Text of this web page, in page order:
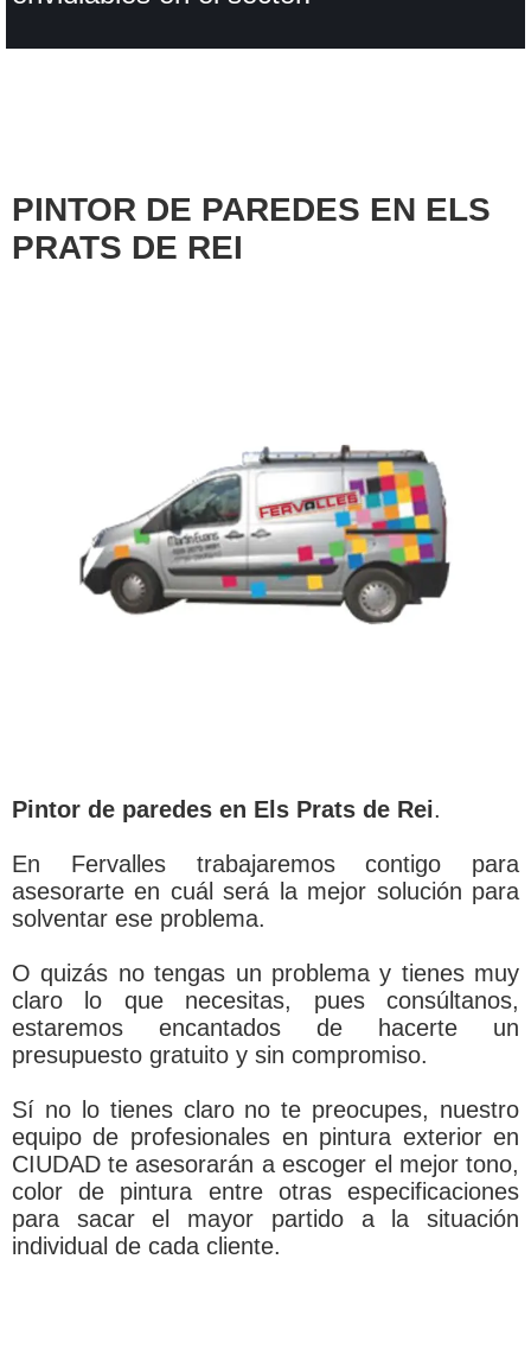
PINTOR DE PAREDES EN ELS
PRATS DE REI
Pintor de paredes en Els Prats de Rei.
En Fervalles trabajaremos contigo para
asesorarte en cuál será la mejor solución para
solventar ese problema.
O quizás no tengas un problema y tienes muy
claro lo que necesitas, pues consúltanos,
estaremos encantados de hacerte un
presupuesto gratuito y sin compromiso.
Sí­ no lo tienes claro no te preocupes, nuestro
equipo de profesionales en pintura exterior en
CIUDAD te asesorarán a escoger el mejor tono,
color de pintura entre otras especificaciones
para sacar el mayor partido a la situación
individual de cada cliente.